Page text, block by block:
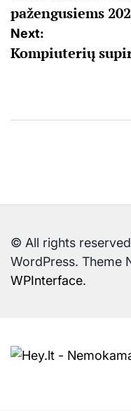
pažengusiems
Next:
Kompiuterių
© All rights
WordPress. Theme
WPInterface.